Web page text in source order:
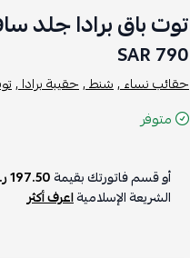
توت باق برادا جلد
790 SAR
حقائب نساء ,شنط ,حقيبة برادا ,
متوفر
أو قسم فاتورتك بقيمة197.50 ر.س
الشريعة الإسلاميةاعرف أكثر